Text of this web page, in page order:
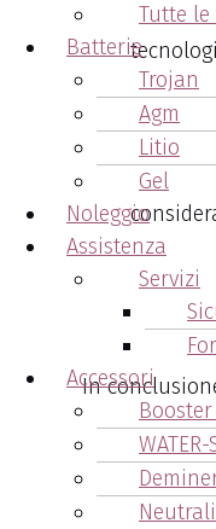
Tutte
Batterie
Trojan
Agm
Litio
Gel
Noleggio
Assistenza
Servizi
Accessori
WATER-
Trojan
e
modelli
Batterie
scelta
In
Trojan
performance
Sia che
vostro